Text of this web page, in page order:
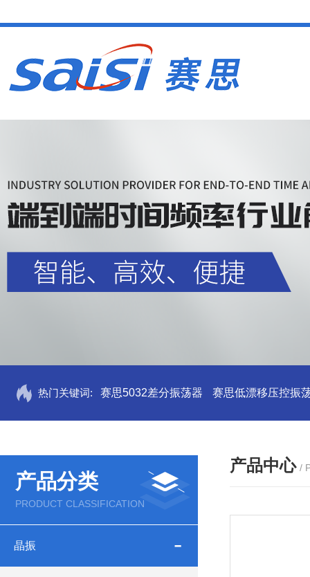
热门关键词: 赛思5032差分振荡器 赛思低漂移压控振
产品分类
PRODUCT CLASSIFICATION
晶振
产品中心 /